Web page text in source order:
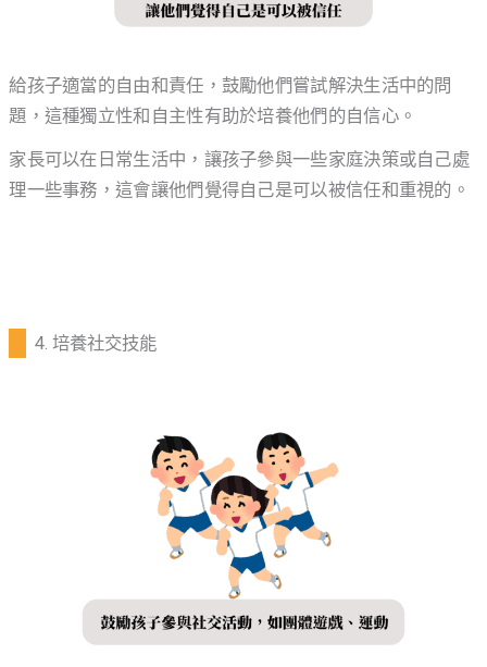
給孩子適當的自由和責任，鼓勵他們嘗試解決生活中的問
題，這種獨立性和自主性有助於培養他們的自信心。
家長可以在日常生活中，讓孩子參與一些家庭決策或自己處
理一些事務，這會讓他們覺得自己是可以被信任和重視的。
4. 培養社交技能